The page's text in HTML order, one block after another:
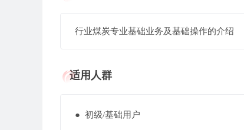
行业煤炭专业基础业务及基础操作的介绍
适用人群
● 初级/基础用户